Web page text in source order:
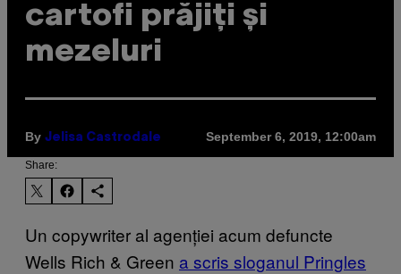
cartofi prăjiți și
mezeluri
By Jelisa Castrodale September 6, 2019, 12:00am
Share:
Un copywriter al agenției acum defuncte
Wells Rich & Green a scris sloganul Pringles